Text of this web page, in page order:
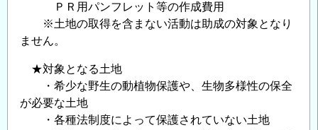
ＰＲ用パンフレット等の作成費用
※土地の取得を含まない活動は助成の対象となり
ません。
★対象となる土地
・希少な野生の動植物保護や、生物多様性の保全
が必要な土地
・各種法制度によって保護されていない土地